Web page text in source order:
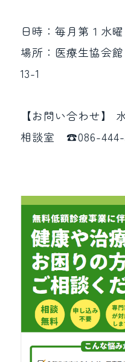
日時：毎月第１水
場所：医療生協会
13-1
【お問い合わせ】
相談室 ☎086-444-